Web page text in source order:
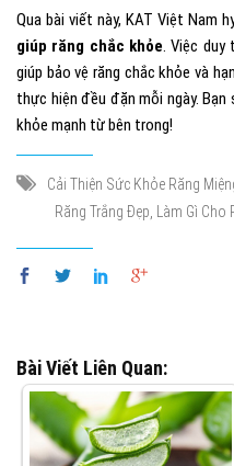
Qua bài viết này, KAT Việt Nam
giúp răng chắc khỏe. Việc duy
giúp bảo vệ răng chắc khỏe và
thực hiện đều đặn mỗi ngày.
khỏe mạnh từ bên trong!
Cải Thiện Sức Khỏe Răng
Răng Trắng Đẹp, Làm Gì
Bài Viết Liên Quan: